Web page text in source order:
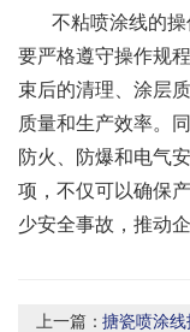
不粘喷涂线的
要严格遵守操作规
束后的清理、涂层
质量和生产效率。
防火、防爆和电气
项，不仅可以确保
少安全事故，推动
上一篇：搪瓷喷涂线